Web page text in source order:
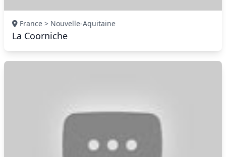
France > Nouvelle-Aquitaine
La Coorniche